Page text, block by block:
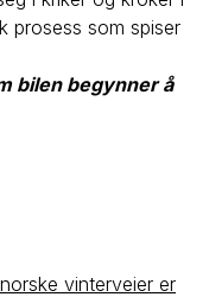
prosess som spiser
bilen begynner å
vinterveier er